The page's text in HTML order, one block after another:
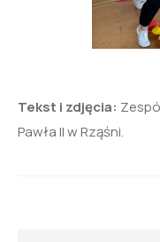
Tekst i zdjęcia:
Pawła II w Rząśni.